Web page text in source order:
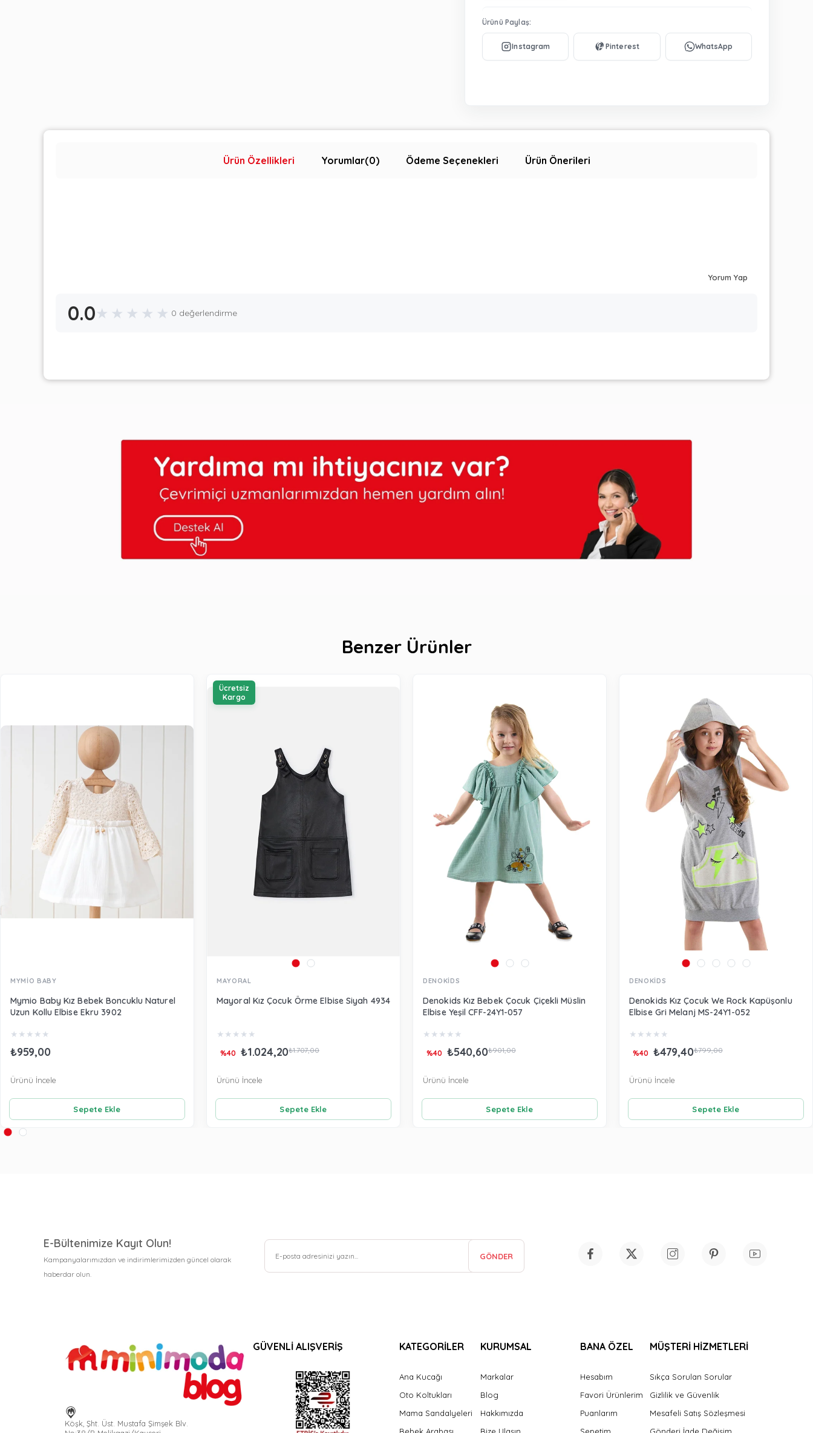
Ürünü Paylaş:
Ürün Özellikleri Yorumlar(0) Ödeme Seçenekleri Ürün Önerileri
Yorum Yap
0.0★ ★ ★ ★ ★ 0 değerlendirme
Benzer Ürünler
MYMİO BABY
Mymio Baby Kız Bebek Boncuklu Naturel
Uzun Kollu Elbise Ekru 3902
★ ★ ★ ★ ★
₺959,00
Sepete Ekle
Ürünü İncele
MAYORAL
Mayoral Kız Çocuk Örme Elbise Siyah 4934
★ ★ ★ ★ ★
₺1.024,20₺1.707,00
%40
Sepete Ekle
Ürünü İncele
Ücretsiz
Kargo
DENOKİDS
Denokids Kız Bebek Çocuk Çiçekli Müslin
Elbise Yeşil CFF-24Y1-057
★ ★ ★ ★ ★
₺540,60₺901,00
%40
Sepete Ekle
Ürünü İncele
DENOKİDS
Denokids Kız Çocuk We Rock Kapüşonlu
Elbise Gri Melanj MS-24Y1-052
★ ★ ★ ★ ★
₺479,40₺799,00
%40
Sepete Ekle
Ürünü İncele
E-Bültenimize Kayıt Olun!
Kampanyalarımızdan ve indirimlerimizden güncel olarak
haberdar olun.
GÖNDER
Köşk, Şht. Üst. Mustafa Şimşek Blv.
GÜVENLİ ALIŞVERİŞ KATEGORİLER
Ana Kucağı
Oto Koltukları
Mama Sandalyeleri
KURUMSAL
Markalar
Blog
Hakkımızda
BANA ÖZEL
Hesabım
Favori Ürünlerim
Puanlarım
MÜŞTERİ HİZMETLERİ
Sıkça Sorulan Sorular
Gizlilik ve Güvenlik
Mesafeli Satış Sözleşmesi